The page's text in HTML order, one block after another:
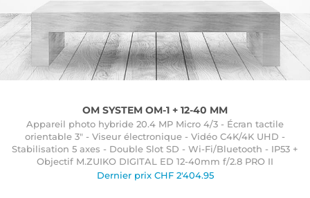
OM SYSTEM OM-1 + 12-40 MM
Appareil photo hybride 20.4 MP Micro 4/3 - Écran tactile
orientable 3" - Viseur électronique - Vidéo C4K/4K UHD -
Stabilisation 5 axes - Double Slot SD - Wi-Fi/Bluetooth - IP53 +
Objectif M.ZUIKO DIGITAL ED 12-40mm f/2.8 PRO II
Dernier prix CHF2'404.95